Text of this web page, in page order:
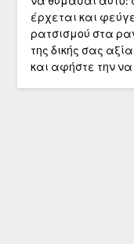
έρχεται και
ρατσισμού στα
της δικής σας
και αφήστε την